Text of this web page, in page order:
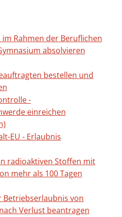
Rahmen der Beruflichen
absolvieren
bestellen und
-
einreichen
EU - Erlaubnis
radioaktiven Stoffen mit
mehr als 100 Tagen
Betriebserlaubnis von
Verlust beantragen